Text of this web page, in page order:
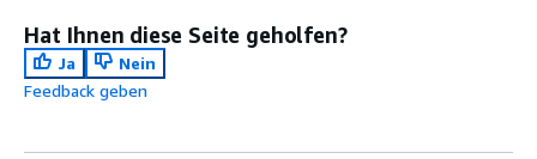
Hat Ihnen diese Seite geholfen?
Ja
Nein
Feedback geben